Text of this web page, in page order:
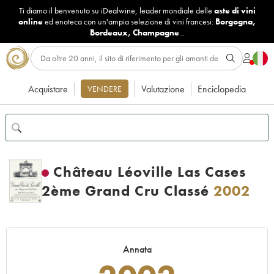
Ti diamo il benvenuto su iDealwine, leader mondiale delle aste di vini
onlineed enoteca con un'ampia selezione di vini francesi: Borgogna,
Bordeaux, Champagne...
Acquistare VENDERE Valutazione Enciclopedia
Château Léoville Las Cases
2ème Grand Cru Classé 2002
Annata